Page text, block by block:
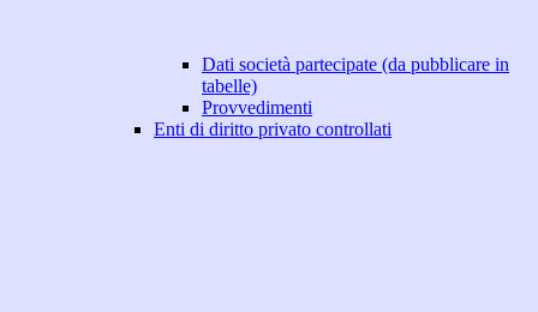
Dati società partecipate (da pubblicare in
tabelle)
Provvedimenti
Enti di diritto privato controllati